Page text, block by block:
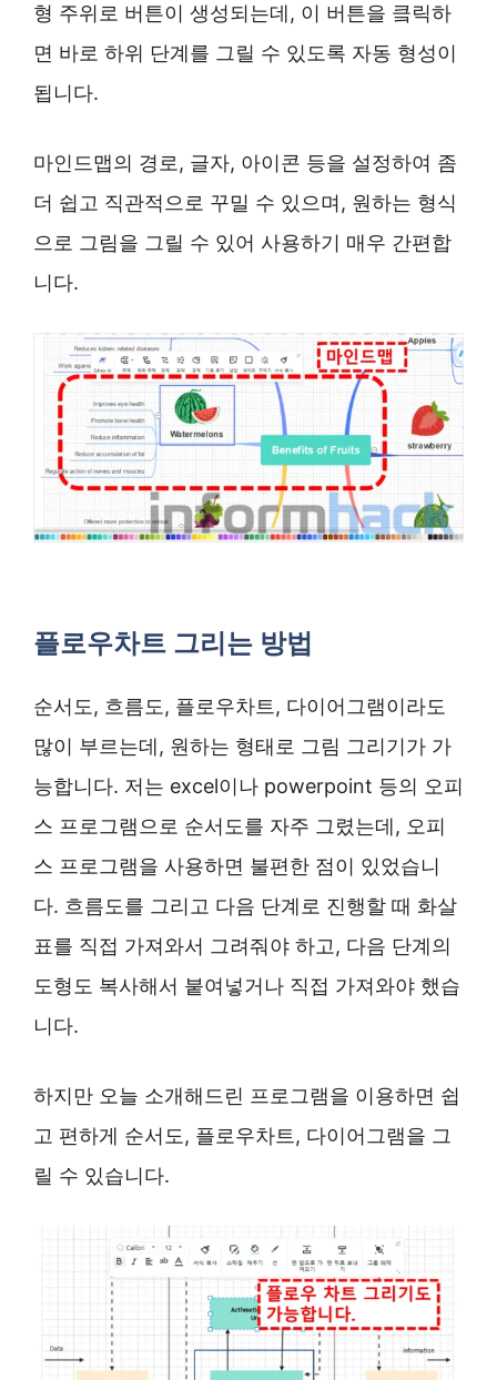
형 주위로 버튼이 생성되는데, 이 버튼을 킄릭하
면 바로 하위 단계를 그릴 수 있도록 자동 형성이
됩니다.
마인드맵의 경로, 글자, 아이콘 등을 설정하여 좀
더 쉽고 직관적으로 꾸밀 수 있으며, 원하는 형식
으로 그림을 그릴 수 있어 사용하기 매우 간편합
니다.
플로우차트 그리는 방법
순서도, 흐름도, 플로우차트, 다이어그램이라도
많이 부르는데, 원하는 형태로 그림 그리기가 가
능합니다. 저는 excel이나 powerpoint 등의 오피
스 프로그램으로 순서도를 자주 그렸는데, 오피
스 프로그램을 사용하면 불편한 점이 있었습니
다. 흐름도를 그리고 다음 단계로 진행할 때 화살
표를 직접 가져와서 그려줘야 하고, 다음 단계의
도형도 복사해서 붙여넣거나 직접 가져와야 했습
니다.
하지만 오늘 소개해드린 프로그램을 이용하면 쉽
고 편하게 순서도, 플로우차트, 다이어그램을 그
릴 수 있습니다.